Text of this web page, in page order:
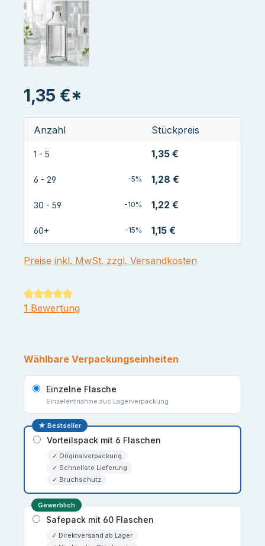
1,35 €*
Anzahl Stückpreis
1 - 5 1,35 €
6 - 29 -5% 1,28 €
30 - 59 -10% 1,22 €
60+ -15% 1,15 €
Preise inkl. MwSt. zzgl. Versandkosten
Durchschnittliche Bewertung von 5 von 5 Sternen
1 Bewertung
Wählbare Verpackungseinheiten
Einzelne Flasche
Einzelentnahme aus Lagerverpackung
★ Bestseller
Vorteilspack mit 6 Flaschen
✓ Originalverpackung
✓ Schnellste Lieferung
✓ Bruchschutz
Gewerblich
Safepack mit 60 Flaschen
✓ Direktversand ab Lager